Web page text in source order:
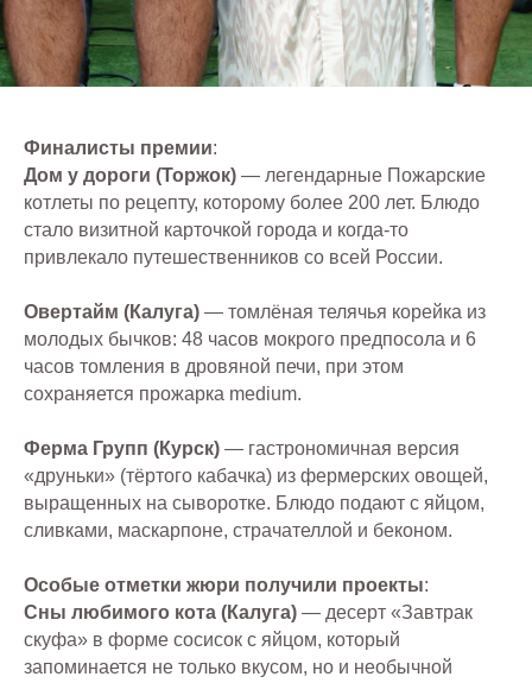
Финалисты премии:
Дом у дороги (Торжок) — легендарные Пожарские
котлеты по рецепту, которому более 200 лет. Блюдо
стало визитной карточкой города и когда-то
привлекало путешественников со всей России.
Овертайм (Калуга) — томлёная телячья корейка из
молодых бычков: 48 часов мокрого предпосола и 6
часов томления в дровяной печи, при этом
сохраняется прожарка medium.
Ферма Групп (Курск) — гастрономичная версия
«друньки» (тёртого кабачка) из фермерских овощей,
выращенных на сыворотке. Блюдо подают с яйцом,
сливками, маскарпоне, страчателлой и беконом.
Особые отметки жюри получили проекты:
Сны любимого кота (Калуга) — десерт «Завтрак
скуфа» в форме сосисок с яйцом, который
запоминается не только вкусом, но и необычной